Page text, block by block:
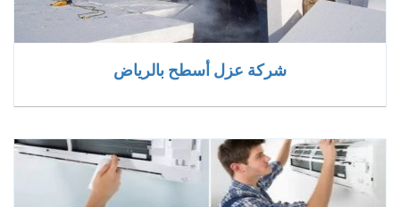
شركة عزل أسطح بالرياض